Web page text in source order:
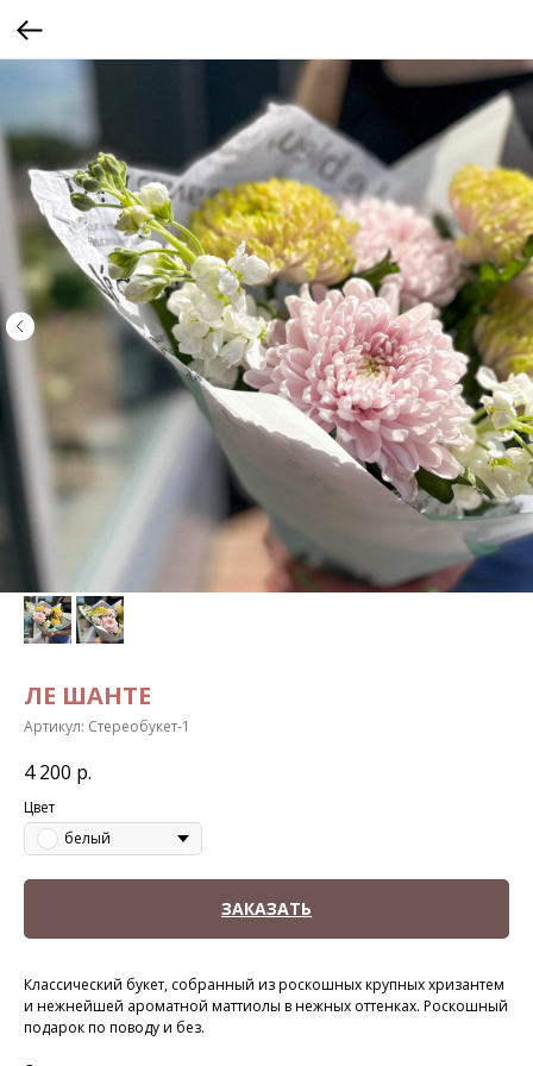
ЛЕ ШАНТЕ
Артикул: Стереобукет-1
4 200 р.
Цвет
белый
ЗАКАЗАТЬ
Классический букет, собранный из роскошных крупных хризантем
и нежнейшей ароматной маттиолы в нежных оттенках. Роскошный
подарок по поводу и без.